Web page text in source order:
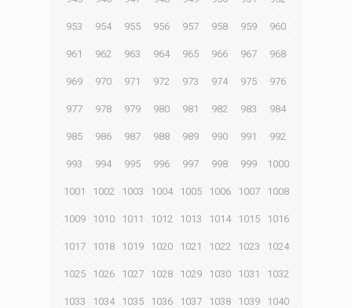
953 954 955 956 957 958 959 960
961 962 963 964 965 966 967 968
969 970 971 972 973 974 975 976
977 978 979 980 981 982 983 984
985 986 987 988 989 990 991 992
993 994 995 996 997 998 999 1000
1001 1002 1003 1004 1005 1006 1007 1008
1009 1010 1011 1012 1013 1014 1015 1016
1017 1018 1019 1020 1021 1022 1023 1024
1025 1026 1027 1028 1029 1030 1031 1032
1033 1034 1035 1036 1037 1038 1039 1040